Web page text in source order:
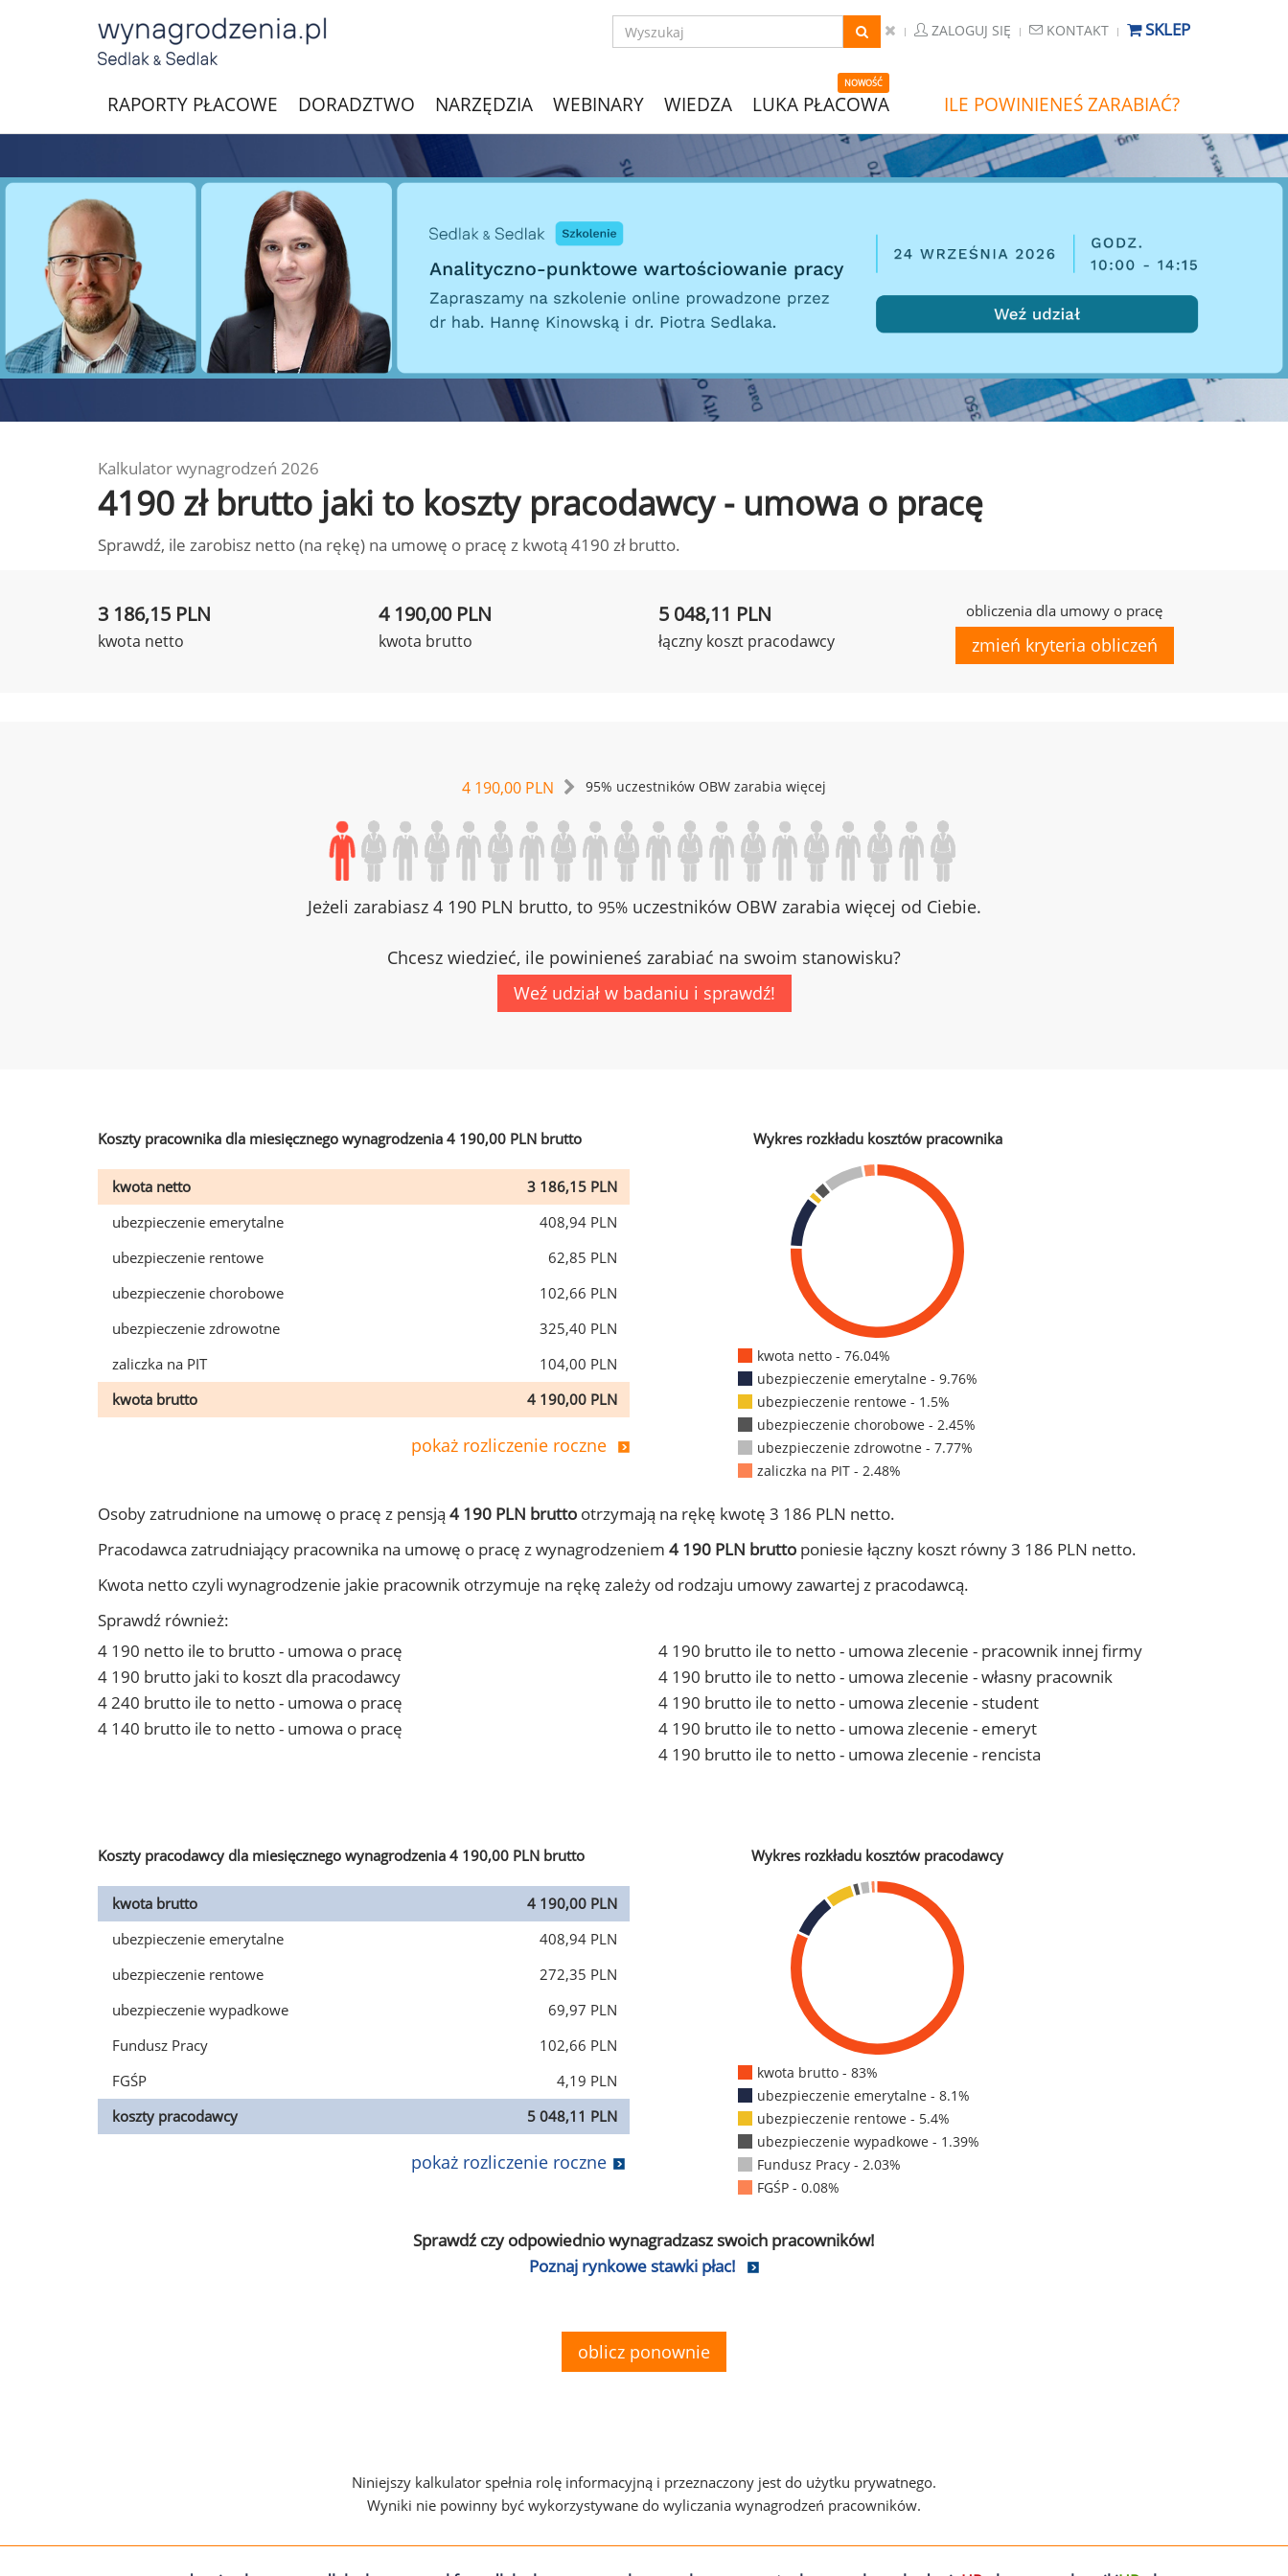
ZALOGUJ SIĘ KONTAKT SKLEP
RAPORTY PŁACOWE DORADZTWO NARZĘDZIA WEBINARY WIEDZA
NOWOŚĆ
LUKA PŁACOWA ILE POWINIENEŚ ZARABIAĆ?
Kalkulator wynagrodzeń 2026
4190 zł brutto jaki to koszty pracodawcy - umowa o pracę
Sprawdź, ile zarobisz netto (na rękę) na umowę o pracę z kwotą 4190 zł brutto.
3 186,15 PLN
kwota netto
4 190,00 PLN
kwota brutto
5 048,11 PLN
łączny koszt pracodawcy
obliczenia dla umowy o pracę
zmień kryteria obliczeń
4 190,00 PLN 95% uczestników OBW zarabia więcej
Jeżeli zarabiasz 4 190 PLN brutto, to 95%uczestników OBW zarabia więcej od Ciebie.
Chcesz wiedzieć, ile powinieneś zarabiać na swoim stanowisku?
Weź udział w badaniu i sprawdź!
Koszty pracownika dla miesięcznego wynagrodzenia 4 190,00 PLN brutto
kwota netto
3 186,15 PLN
ubezpieczenie emerytalne
408,94 PLN
ubezpieczenie rentowe
62,85 PLN
ubezpieczenie chorobowe
102,66 PLN
ubezpieczenie zdrowotne
325,40 PLN
zaliczka na PIT
104,00 PLN
kwota brutto
4 190,00 PLN
pokaż rozliczenie roczne
Wykres rozkładu kosztów pracownika
kwota netto - 76.04%
ubezpieczenie emerytalne - 9.76%
ubezpieczenie rentowe - 1.5%
ubezpieczenie chorobowe - 2.45%
ubezpieczenie zdrowotne - 7.77%
zaliczka na PIT - 2.48%
Osoby zatrudnione na umowę o pracę z pensją 4 190 PLN brutto otrzymają na rękę kwotę 3 186 PLN netto.
Pracodawca zatrudniający pracownika na umowę o pracę z wynagrodzeniem 4 190 PLN brutto poniesie łączny koszt równy 3 186 PLN netto.
Kwota netto czyli wynagrodzenie jakie pracownik otrzymuje na rękę zależy od rodzaju umowy zawartej z pracodawcą.
Sprawdź również:
4 190 netto ile to brutto - umowa o pracę
4 190 brutto jaki to koszt dla pracodawcy
4 240 brutto ile to netto - umowa o pracę
4 140 brutto ile to netto - umowa o pracę
4 190 brutto ile to netto - umowa zlecenie - pracownik innej firmy
4 190 brutto ile to netto - umowa zlecenie - własny pracownik
4 190 brutto ile to netto - umowa zlecenie - student
4 190 brutto ile to netto - umowa zlecenie - emeryt
4 190 brutto ile to netto - umowa zlecenie - rencista
Koszty pracodawcy dla miesięcznego wynagrodzenia 4 190,00 PLN brutto
kwota brutto
4 190,00 PLN
ubezpieczenie emerytalne
408,94 PLN
ubezpieczenie rentowe
272,35 PLN
ubezpieczenie wypadkowe
69,97 PLN
Fundusz Pracy
102,66 PLN
FGŚP
4,19 PLN
koszty pracodawcy
5 048,11 PLN
pokaż rozliczenie roczne
Wykres rozkładu kosztów pracodawcy
kwota brutto - 83%
ubezpieczenie emerytalne - 8.1%
ubezpieczenie rentowe - 5.4%
ubezpieczenie wypadkowe - 1.39%
Fundusz Pracy - 2.03%
FGŚP - 0.08%
Sprawdź czy odpowiednio wynagradzasz swoich pracowników!
Poznaj rynkowe stawki płac!
oblicz ponownie
Niniejszy kalkulator spełnia rolę informacyjną i przeznaczony jest do użytku prywatnego.
Wyniki nie powinny być wykorzystywane do wyliczania wynagrodzeń pracowników.